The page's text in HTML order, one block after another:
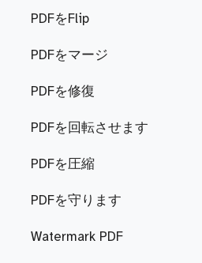
PDFをFlip
PDFをマージ
PDFを修復
PDFを回転させます
PDFを圧縮
PDFを守ります
Watermark PDF